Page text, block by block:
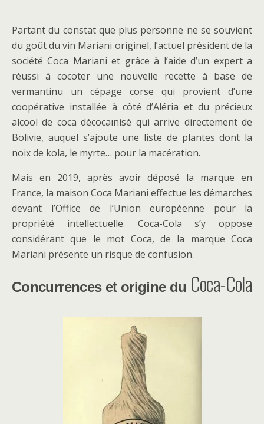
Partant du constat que plus personne ne se souvient
du goût du vin Mariani originel, l’actuel président de la
société Coca Mariani et grâce à l’aide d’un expert a
réussi à cocoter une nouvelle recette à base de
vermantinu un cépage corse qui provient d’une
coopérative installée à côté d’Aléria et du précieux
alcool de coca décocaïnisé qui arrive directement de
Bolivie, auquel s’ajoute une liste de plantes dont la
noix de kola, le myrte… pour la macération.
Mais en 2019, après avoir déposé la marque en
France, la maison Coca Mariani effectue les démarches
devant l’Office de l’Union européenne pour la
propriété intellectuelle. Coca-Cola s’y oppose
considérant que le mot Coca, de la marque Coca
Mariani présente un risque de confusion.
Concurrenceset origine du Coca-Cola